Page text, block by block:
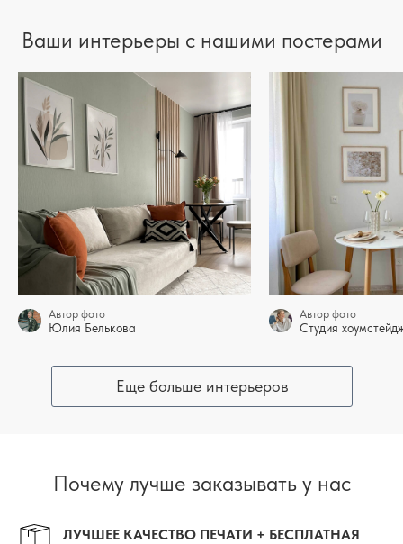
Ваши интерьеры с нашими постерами
Автор фото
Юлия Белькова
Автор фото
Студия
Еще больше интерьеров
Почему лучше заказывать у нас
ЛУЧШЕЕ КАЧЕСТВО ПЕЧАТИ + БЕСПЛАТНАЯ